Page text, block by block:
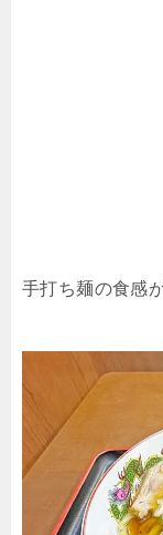
手打ち麺の食感